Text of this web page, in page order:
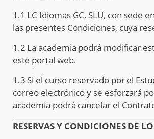
1.1 LC Idiomas GC, SLU, con sede
las presentes Condiciones, cuya
1.2 La academia podrá modificar
este portal web.
1.3 Si el curso reservado por el
correo electrónico y se esforzará
academia podrá cancelar el
RESERVAS Y CONDICIONES DE